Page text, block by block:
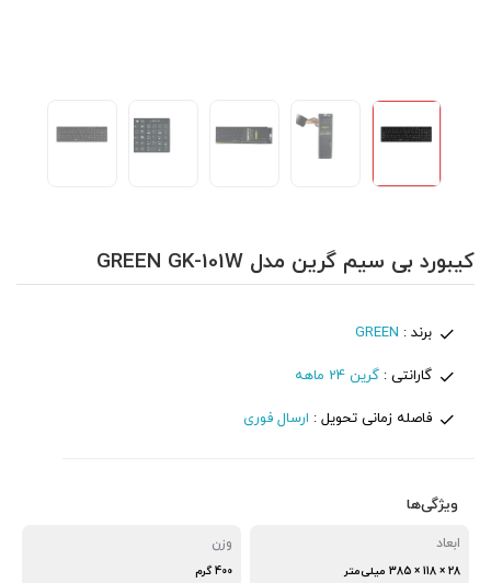
کیبورد بی سیم گرین مدل GREEN GK-101W
برند : GREEN
گارانتی :گرین 24 ماهه
فاصله زمانی تحویل : ارسال فوری
ویژگی‌ها
ابعاد
28 × 118 × 385 میلی‌متر
وزن
400 گرم